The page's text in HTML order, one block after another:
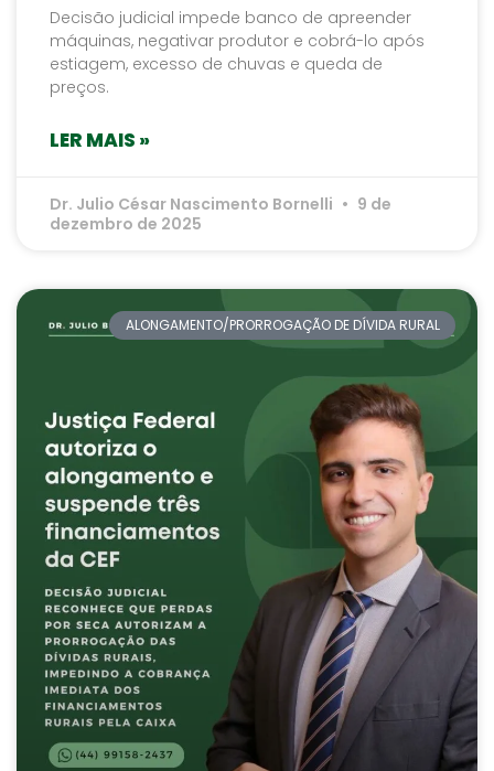
Decisão judicial impede banco de apreender
máquinas, negativar produtor e cobrá-lo após
estiagem, excesso de chuvas e queda de
preços.
LER MAIS »
Dr. Julio César Nascimento Bornelli
9 de
dezembro de 2025
ALONGAMENTO/PRORROGAÇÃO DE DÍVIDA RURAL